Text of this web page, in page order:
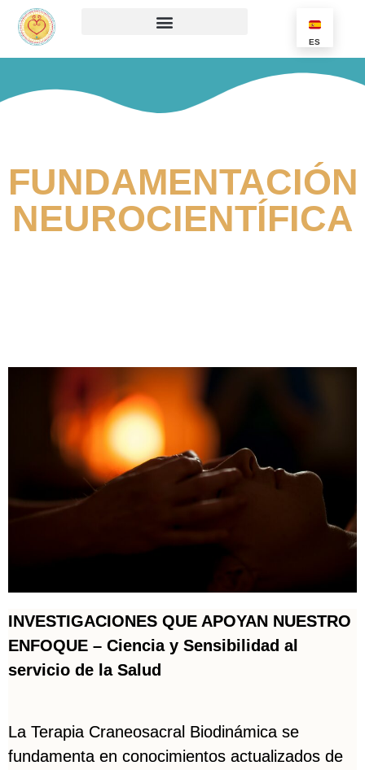
ES
FUNDAMENTACIÓN
NEUROCIENTÍFICA
INVESTIGACIONES QUE APOYAN NUESTRO
ENFOQUE – Ciencia y Sensibilidad al
servicio de la Salud
La Terapia Craneosacral Biodinámica se
fundamenta en conocimientos actualizados de